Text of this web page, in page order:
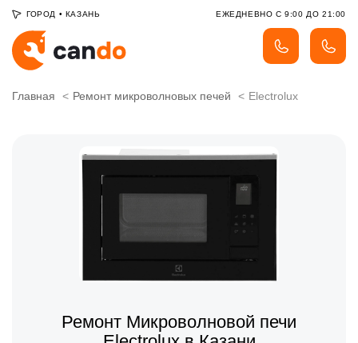
ГОРОД • КАЗАНЬ ЕЖЕДНЕВНО С 9:00 ДО 21:00
Главная Ремонт микроволновых печей Electrolux
Ремонт Микроволновой печи